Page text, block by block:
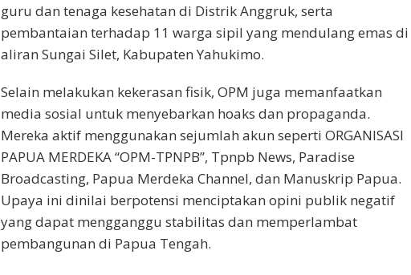
guru dan tenaga kesehatan di Distrik Anggruk, serta
pembantaian terhadap 11 warga sipil yang mendulang emas di
aliran Sungai Silet, Kabupaten Yahukimo.
Selain melakukan kekerasan fisik, OPM juga memanfaatkan
media sosial untuk menyebarkan hoaks dan propaganda.
Mereka aktif menggunakan sejumlah akun seperti ORGANISASI
PAPUA MERDEKA “OPM-TPNPB”, Tpnpb News, Paradise
Broadcasting, Papua Merdeka Channel, dan Manuskrip Papua.
Upaya ini dinilai berpotensi menciptakan opini publik negatif
yang dapat mengganggu stabilitas dan memperlambat
pembangunan di Papua Tengah.